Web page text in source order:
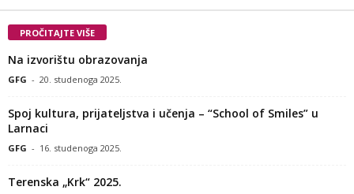
PROČITAJTE VIŠE
Na izvorištu obrazovanja
GFG - 20. studenoga 2025.
Spoj kultura, prijateljstva i učenja – “School of Smiles” u
Larnaci
GFG - 16. studenoga 2025.
Terenska „Krk“ 2025.